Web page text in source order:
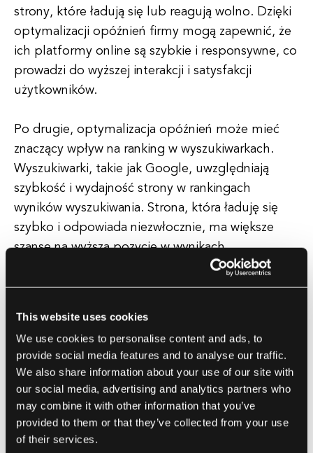
This website uses cookies
We use cookies to personalise content and ads, to
provide social media features and to analyse our traffic.
We also share information about your use of our site with
our social media, advertising and analytics partners who
may combine it with other information that you’ve
provided to them or that they’ve collected from your use
of their services.
strony, które ładują się lub reagują wolno. Dzięki
optymalizacji opóźnień firmy mogą zapewnić, że
ich platformy online są szybkie i responsywne, co
prowadzi do wyższej interakcji i satysfakcji
użytkowników.
Po drugie, optymalizacja opóźnień może mieć
znaczący wpływ na ranking w wyszukiwarkach.
Wyszukiwarki, takie jak Google, uwzględniają
szybkość i wydajność strony w rankingach
wyników wyszukiwania. Strona, która ładuję się
szybko i odpowiada niezwłocznie, ma większe
szanse na wyższą pozycję w wynikach
wyszukiwania, co prowadzi do zwiększonej
widoczności i ruchu dla firm.
pomóc firmom zaoszczędzić koszty w dłuższej
perspektywie. Poprzez zmniejszenie ilości
przesyłanych danych w sieci i optymalizację
wydajności transferu danych, firmy mogą
zminimalizować zużycie swojego pasma i obniżyć
koszty operacyjne. Jest to szczególnie ważne dla